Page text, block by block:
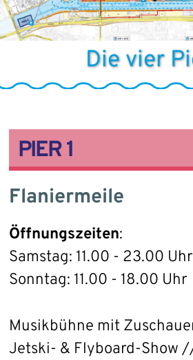
Die vier
PIER 1
Flaniermeile
Öffnungszeiten:
Samstag: 11.00 - 23.00 Uhr
Sonntag: 11.00 - 18.00 Uhr
Musikbühne mit
Jetski- & Flyboard-Show